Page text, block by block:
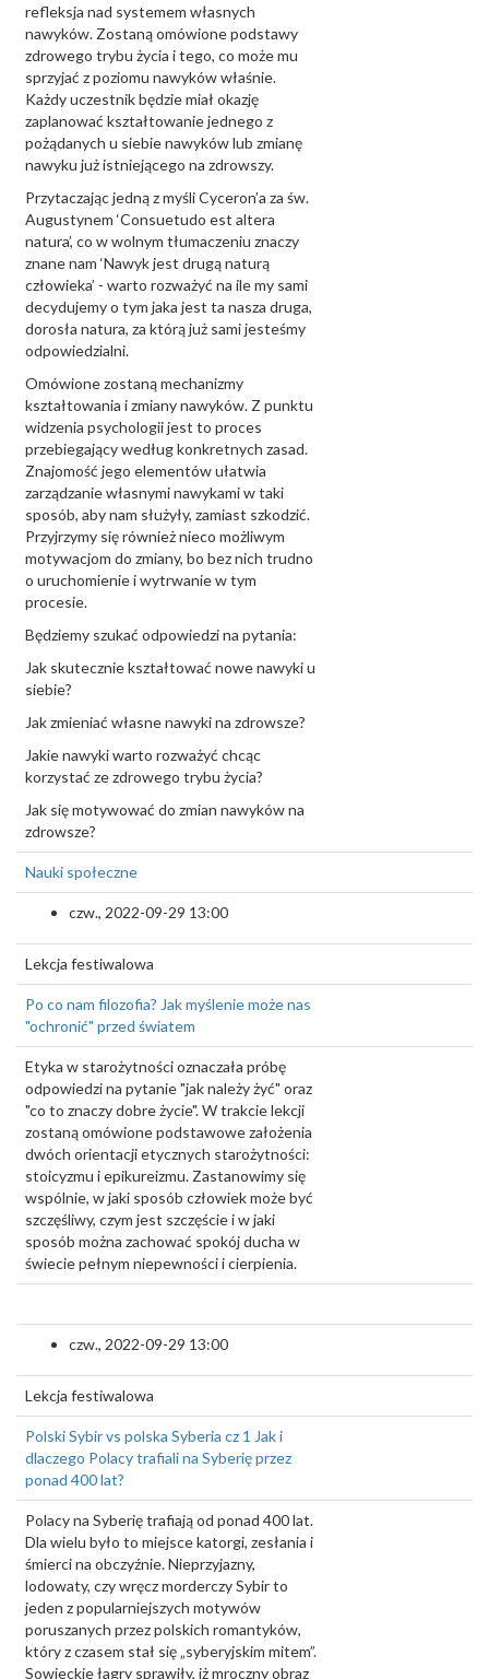
refleksja nad systemem własnych
nawyków. Zostaną omówione podstawy
zdrowego trybu życia i tego, co może mu
sprzyjać z poziomu nawyków właśnie.
Każdy uczestnik będzie miał okazję
zaplanować kształtowanie jednego z
pożądanych u siebie nawyków lub zmianę
nawyku już istniejącego na zdrowszy.
Przytaczając jedną z myśli Cyceron’a za św.
Augustynem ‘Consuetudo est altera
natura’, co w wolnym tłumaczeniu znaczy
znane nam ‘Nawyk jest drugą naturą
człowieka’ - warto rozważyć na ile my sami
decydujemy o tym jaka jest ta nasza druga,
dorosła natura, za którą już sami jesteśmy
odpowiedzialni.
Omówione zostaną mechanizmy
kształtowania i zmiany nawyków. Z punktu
widzenia psychologii jest to proces
przebiegający według konkretnych zasad.
Znajomość jego elementów ułatwia
zarządzanie własnymi nawykami w taki
sposób, aby nam służyły, zamiast szkodzić.
Przyjrzymy się również nieco możliwym
motywacjom do zmiany, bo bez nich trudno
o uruchomienie i wytrwanie w tym
procesie.
Będziemy szukać odpowiedzi na pytania:
Jak skutecznie kształtować nowe nawyki u
siebie?
Jak zmieniać własne nawyki na zdrowsze?
Jakie nawyki warto rozważyć chcąc
korzystać ze zdrowego trybu życia?
Jak się motywować do zmian nawyków na
zdrowsze?
Nauki społeczne
czw., 2022-09-29 13:00
Lekcja festiwalowa
Po co nam filozofia? Jak myślenie może nas
"ochronić" przed światem
Etyka w starożytności oznaczała próbę
odpowiedzi na pytanie "jak należy żyć" oraz
"co to znaczy dobre życie". W trakcie lekcji
zostaną omówione podstawowe założenia
dwóch orientacji etycznych starożytności:
stoicyzmu i epikureizmu. Zastanowimy się
wspólnie, w jaki sposób człowiek może być
szczęśliwy, czym jest szczęście i w jaki
sposób można zachować spokój ducha w
świecie pełnym niepewności i cierpienia.
czw., 2022-09-29 13:00
Lekcja festiwalowa
Polski Sybir vs polska Syberia cz 1 Jak i
dlaczego Polacy trafiali na Syberię przez
ponad 400 lat?
Polacy na Syberię trafiają od ponad 400 lat.
Dla wielu było to miejsce katorgi, zesłania i
śmierci na obczyźnie. Nieprzyjazny,
lodowaty, czy wręcz morderczy Sybir to
jeden z popularniejszych motywów
poruszanych przez polskich romantyków,
który z czasem stał się „syberyjskim mitem”.
Sowieckie łagry sprawiły, iż mroczny obraz